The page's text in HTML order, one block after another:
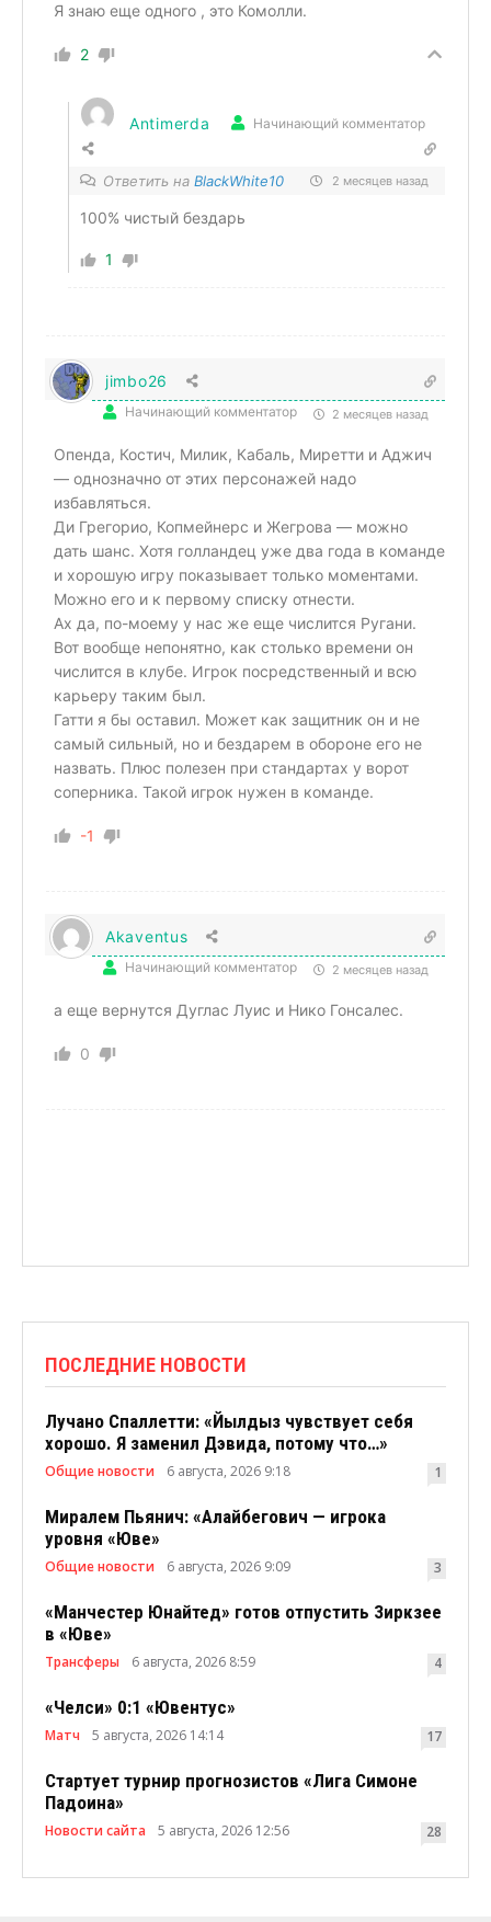
Я знаю еще одного , это Комолли.
2
Antimerda Начинающий комментатор
Ответить на BlackWhite10 2 месяцев назад
100% чистый бездарь
1
jimbo26
Начинающий комментатор 2 месяцев назад
Опенда, Костич, Милик, Кабаль, Миретти и Аджич
— однозначно от этих персонажей надо
избавляться.
Ди Грегорио, Копмейнерс и Жегрова — можно
дать шанс. Хотя голландец уже два года в команде
и хорошую игру показывает только моментами.
Можно его и к первому списку отнести.
Ах да, по-моему у нас же еще числится Ругани.
Вот вообще непонятно, как столько времени он
числится в клубе. Игрок посредственный и всю
карьеру таким был.
Гатти я бы оставил. Может как защитник он и не
самый сильный, но и бездарем в обороне его не
назвать. Плюс полезен при стандартах у ворот
соперника. Такой игрок нужен в команде.
-1
Akaventus
Начинающий комментатор 2 месяцев назад
а еще вернутся Дуглас Луис и Нико Гонсалес.
0
ПОСЛЕДНИЕ НОВОСТИ
Лучано Спаллетти: «Йылдыз чувствует себя
хорошо. Я заменил Дэвида, потому что…»
Общие новости 6 августа, 2026 9:18 1
Миралем Пьянич: «Алайбегович — игрока
уровня «Юве»
Общие новости 6 августа, 2026 9:09 3
«Манчестер Юнайтед» готов отпустить Зиркзее
в «Юве»
Трансферы 6 августа, 2026 8:59 4
«Челси» 0:1 «Ювентус»
Матч 5 августа, 2026 14:14 17
Стартует турнир прогнозистов «Лига Симоне
Падоина»
Новости сайта 5 августа, 2026 12:56 28